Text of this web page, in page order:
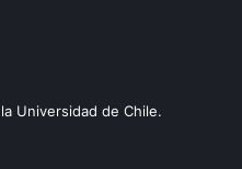
Universidad de Chile.